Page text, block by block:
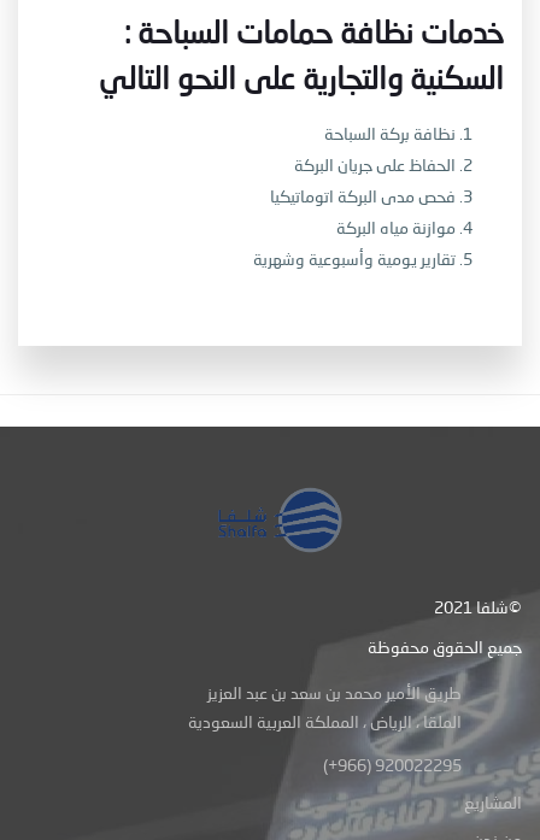
: خدمات نظافة حمامات السباحة
السكنية والتجارية على النحو التالي
نظافة بركة السباحة
الحفاظ على جريان البركة
فحص مدى البركة اتوماتيكيا
موازنة مياه البركة
تقارير يومية وأسبوعية وشهرية
شلفا 2021©
جميع الحقوق محفوظة
طريق الأمير محمد بن سعد بن عبد العزيز
الملقا ، الرياض ، المملكة العربية السعودية
(+966) 920022295
المشاريع